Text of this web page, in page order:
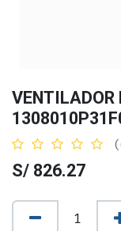
VENTILADOR
S/ 826.27